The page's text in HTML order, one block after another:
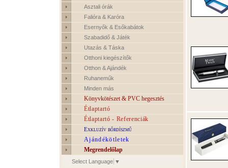
Asztali órák
Falióra & Karóra
Esernyők & Esőkabátok
Szabadidő & Játék
Utazás & Táska
Otthoni kiegészítők
Otthon & Ajándék
Ruhaneműk
Minden más
Könyvkötészet & PVC hegesztés
Étlaptartó
Étlaptartó - Referenciák
Exkluzív bőrdíszmű
Ajándékötletek
Megrendelőlap
Select Language ▼